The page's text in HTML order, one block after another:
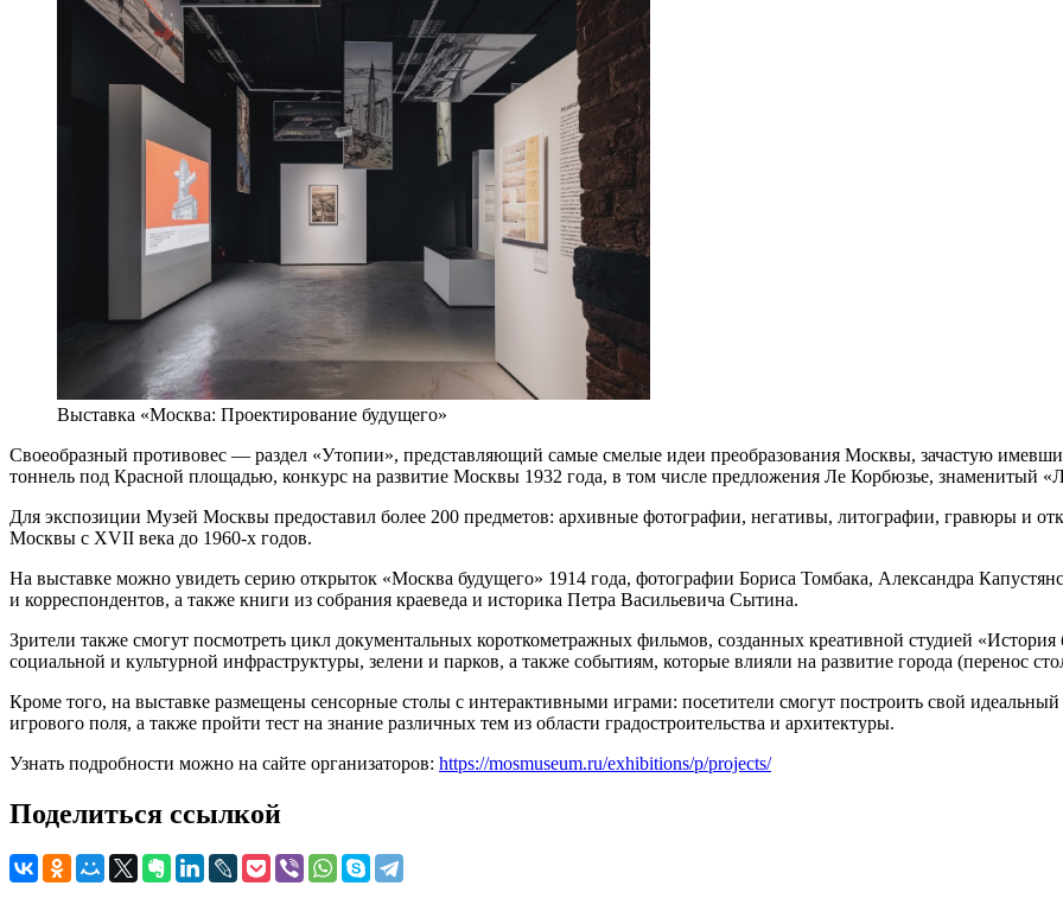
Выставка «Москва: Проектирование будущего»
Своеобразный противовес — раздел «Утопии», представляющий самые смелые идеи преобразования Москвы, зачастую
тоннель под Красной площадью, конкурс на развитие Москвы 1932 года, в том числе предложения Ле Корбюзье, знаменитый
Для экспозиции Музей Москвы предоставил более 200 предметов: архивные фотографии, негативы, литографии, гравюры и
Москвы с XVII века до 1960-х годов.
На выставке можно увидеть серию открыток «Москва будущего» 1914 года, фотографии Бориса Томбака, Александра
и корреспондентов, а также книги из собрания краеведа и историка Петра Васильевича Сытина.
Зрители также смогут посмотреть цикл документальных короткометражных фильмов, созданных креативной студией
социальной и культурной инфраструктуры, зелени и парков, а также событиям, которые влияли на развитие города (перенос
Кроме того, на выставке размещены сенсорные столы с интерактивными играми: посетители смогут построить свой
игрового поля, а также пройти тест на знание различных тем из области градостроительства и архитектуры.
Узнать подробности можно на сайте организаторов: https://mosmuseum.ru/exhibitions/p/projects/
Поделиться ссылкой